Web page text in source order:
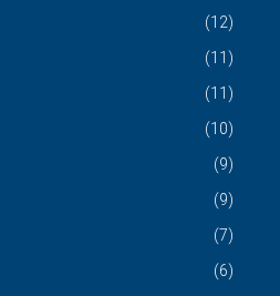
(12)
(11)
(11)
(10)
(9)
(9)
(7)
(6)